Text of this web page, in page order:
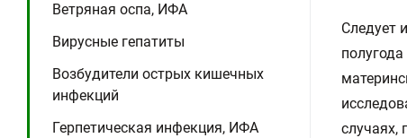
Ветряная оспа, ИФА
Вирусные гепатиты
Возбудители острых кишечных
инфекций
Герпетическая инфекция, ИФА
Следует
случаях,